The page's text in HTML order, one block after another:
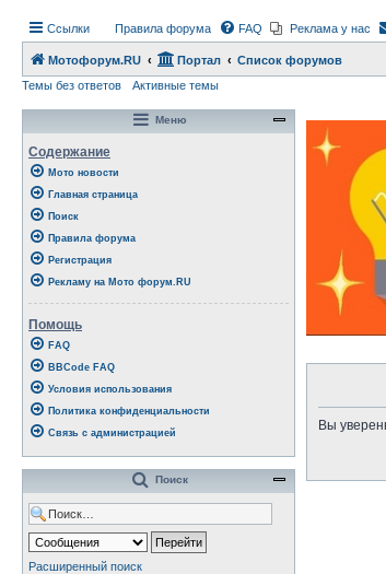
Ссылки Правила форума FAQ Реклама у нас
Мотофорум.RU Портал
Список форумов
Темы без ответов
Активные темы
Вы
Меню
Содержание
Мото новости
Главная страница
Поиск
Правила форума
Регистрация
Рекламу на Мото форум.RU
Помощь
FAQ
BBCode FAQ
Условия использования
Политика конфиденциальности
Связь с администрацией
Поиск
Расширенный поиск